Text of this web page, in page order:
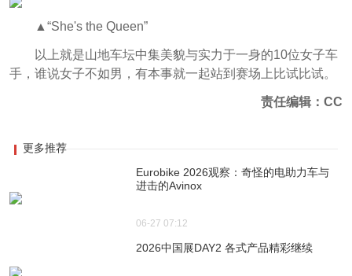
▲“She's the Queen”
以上就是山地车坛中集美貌与实力于一身的10位女子车
手，谁说女子不如男，有本事就一起站到赛场上比试比试。
责任编辑：CC
更多推荐
Eurobike 2026观察：奇怪的电助力车与
进击的Avinox
06-27 07:12
2026中国展DAY2 各式产品精彩继续